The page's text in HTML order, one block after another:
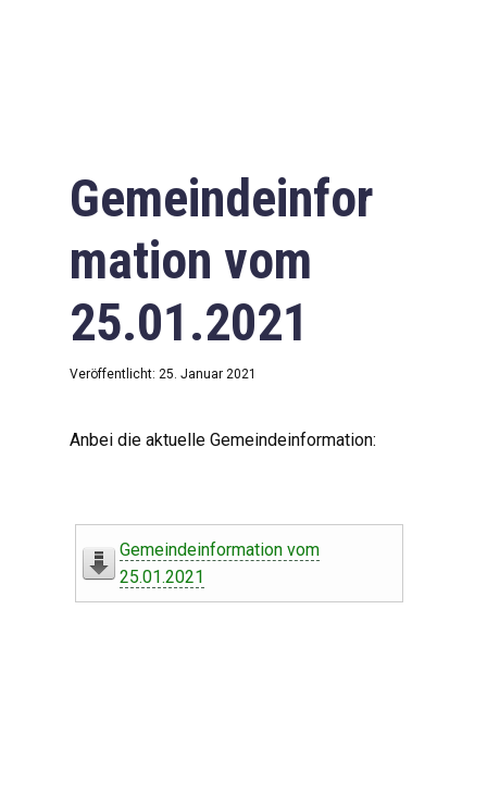
Gemeindeinfor
mation vom
25.01.2021
Veröffentlicht: 25. Januar 2021
Anbei die aktuelle Gemeindeinformation:
Gemeindeinformation vom
25.01.2021